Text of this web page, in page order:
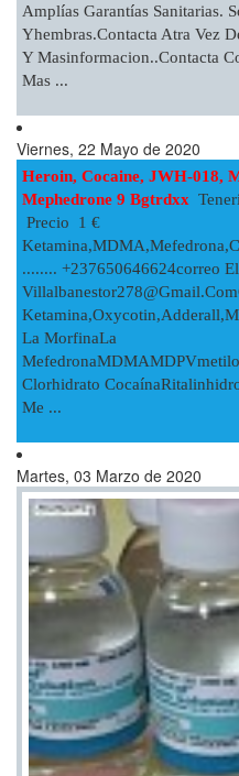
Amplías Garantías Sanitarias.
Yhembras.Contacta Atra Vez
Y Masinformacion..Contacta
Mas ...
Viernes, 22 Mayo de 2020
Heroin, Cocaine, JWH-018,
Mephedrone 9 Bgtrdxx
Precio 1 €
........ +237650646624correo
La MorfinaLa
Clorhidrato
Me ...
Martes, 03 Marzo de 2020